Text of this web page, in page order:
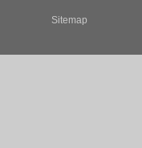
Sitemap